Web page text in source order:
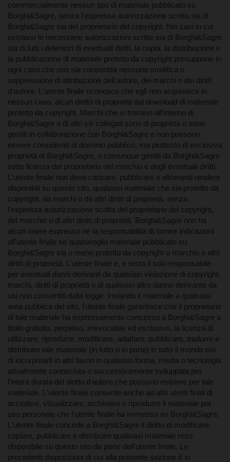
commercialmente nessun tipo di materiale pubblicato su
Borghi&Sagre, senza l'espressa autorizzazione scritta sia di
Borghi&Sagre sia del proprietario del copyright. Nei casi in cui
esistano le necessarie autorizzazioni scritte sia di Borghi&Sagre
sia di tutti i detentori di eventuali diritti, la copia, la distribuzione o
la pubblicazione di materiale protetto da copyright presuppone in
ogni caso che non sia consentita nessuna modifica o
soppressione di attribuzione dell'autore, dei marchi o dei diritti
d'autore. L'utente finale riconosce che egli non acquisisce in
nessun caso, alcun diritto di proprietà dal download di materiale
protetto da copyright. Marchi che si trovano all'interno di
Borghi&Sagre o di altri siti collegati sono di proprietà o sono
gestiti in collaborazione con Borghi&Sagre e non possono
essere considerati di dominio pubblico, ma piuttosto di esclusiva
proprietà di Borghi&Sagre, o comunque gestiti da Borghi&Sagre
sotto licenza del proprietario del marchio e degli eventuali diritti.
L'utente finale non deve caricare, pubblicare o altrimenti rendere
disponibili su questo sito, qualsiasi materiale che sia protetto da
copyright, da marchi o da altri diritti di proprietà, senza
l'espressa autorizzazione scritta del proprietario del copyright,
del marchio o di altri diritti di proprietà. Borghi&Sagre non ha
alcun onere espresso né la responsabilità di fornire indicazioni
all'utente finale se qualsivoglia materiale pubblicato su
Borghi&Sagre sia o meno protetto da copyright o marchio o altri
diritti di proprietà. L'utente finale è, e resta il solo responsabile
per eventuali danni derivanti da qualsiasi violazione di copyright,
marchi, diritti di proprietà o di qualsiasi altro danno derivante da
usi non consentiti dalla legge. Inviando il materiale a qualsiasi
area pubblica del sito, l'utente finale garantisce che il proprietario
di tale materiale ha espressamente concesso a Borghi&Sagre a
titolo gratuito, perpetuo, irrevocabile ed esclusivo, la licenza di
utilizzare, riprodurre, modificare, adattare, pubblicare, tradurre e
distribuire tale materiale (in tutto o in parte) in tutto il mondo e/o
di incorporarli in altri lavori in qualsiasi forma, media o tecnologia
attualmente conosciuta o successivamente sviluppata per
l'intera durata del diritto d'autore che possono esistere per tale
materiale. L'utente finale consente anche ad altri utenti finali di
accedere, visualizzare, archiviare o riprodurre il materiale per
uso personale che l'utente finale ha immesso su Borghi&Sagre.
L'utente finale concede a Borghi&Sagre il diritto di modificare,
copiare, pubblicare e distribuire qualsiasi materiale reso
disponibile su questo sito da parte dell'utente finale. Le
precedenti disposizioni di cui alla presente sezione 6 si
6. Diritto d'autore e Marchi.